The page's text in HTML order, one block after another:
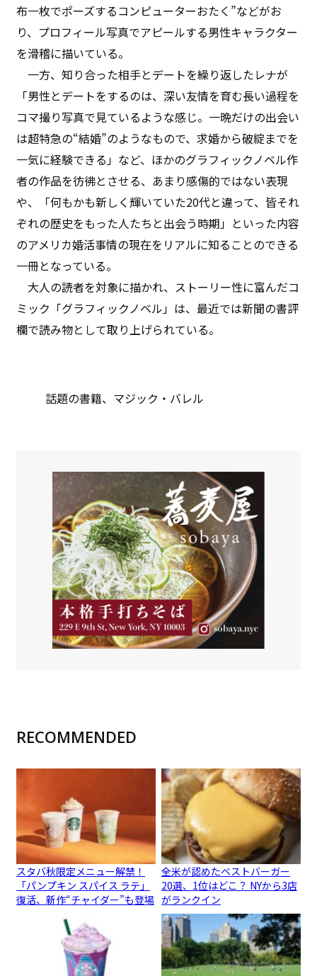
布一枚でポーズするコンピューターおたく”などがお
り、プロフィール写真でアピールする男性キャラクター
を滑稽に描いている。
一方、知り合った相手とデートを繰り返したレナが
「男性とデートをするのは、深い友情を育む長い過程を
コマ撮り写真で見ているような感じ。一晩だけの出会い
は超特急の“結婚”のようなもので、求婚から破綻までを
一気に経験できる」など、ほかのグラフィックノベル作
者の作品を彷彿とさせる、あまり感傷的ではない表現
や、「何もかも新しく輝いていた20代と違って、皆それ
ぞれの歴史をもった人たちと出会う時期」といった内容
のアメリカ婚活事情の現在をリアルに知ることのできる
一冊となっている。
大人の読者を対象に描かれ、ストーリー性に富んだコ
ミック「グラフィックノベル」は、最近では新聞の書評
欄で読み物として取り上げられている。
話題の書籍、マジック・バレル
RECOMMENDED
スタバ秋限定メニュー解禁！
「パンプキン スパイス ラテ」
復活、新作“チャイダー”も登場
全米が認めたベストバーガー
20選、1位はどこ？ NYから3店
がランクイン